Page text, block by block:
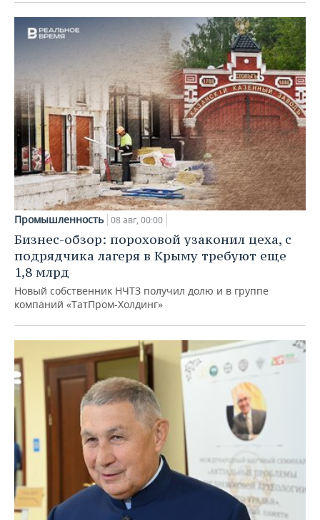
Промышленность 08 авг, 00:00
Бизнес-обзор: пороховой узаконил цеха, с
подрядчика лагеря в Крыму требуют еще
1,8 млрд
Новый собственник НЧТЗ получил долю и в группе
компаний «ТатПром-Холдинг»